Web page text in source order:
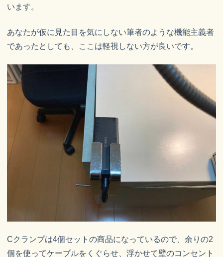
います。
あなたが仮に見た目を気にしない筆者のような機能主義者
であったとしても、ここは軽視しない方が良いです。
Cクランプは4個セットの商品になっているので、余りの2
個を使ってケーブルをくぐらせ、浮かせて壁のコンセント